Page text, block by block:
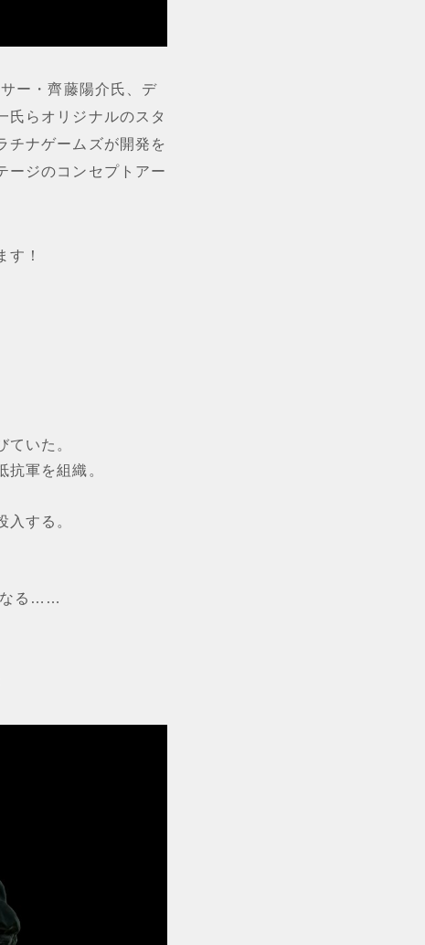
ー・齊藤陽介氏、デ
氏らオリジナルのスタ
チナゲームズが開発を
ージのコンセプトアー
す！
いた。
軍を組織。
する。
なる……